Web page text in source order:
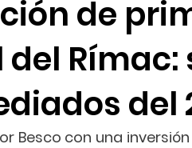
de
Rímac:
del
Besco con una